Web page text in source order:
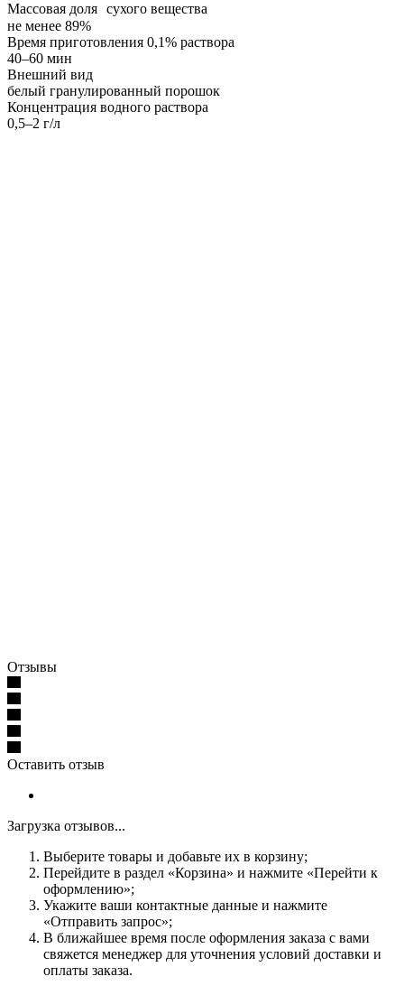
Массовая доля сухого вещества
не менее 89%
Время приготовления 0,1% раствора
40–60 мин
Внешний вид
белый гранулированный порошок
Концентрация водного раствора
0,5–2 г/л
Отзывы
Оставить отзыв
Загрузка отзывов...
Выберите товары и добавьте их в корзину;
Перейдите в раздел «Корзина» и нажмите «Перейти к
оформлению»;
Укажите ваши контактные данные и нажмите
«Отправить запрос»;
В ближайшее время после оформления заказа с вами
свяжется менеджер для уточнения условий доставки и
оплаты заказа.